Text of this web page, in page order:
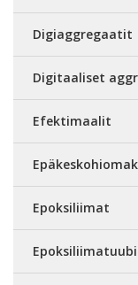
Digiaggregaatit
Digitaaliset
Efektimaalit
Epoksiliimat